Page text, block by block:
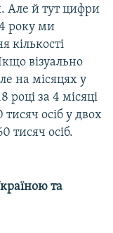
Але й тут цифри
року ми
кількості
візуально
на місяцях у
році за 4 місяці
осіб у двох
тисяч осіб.
та